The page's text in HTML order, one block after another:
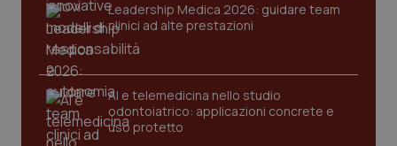
Leadership Medica 2026: guidare team
clinici ad alte prestazioni
AI e telemedicina nello studio
odontoiatrico: applicazioni concrete e
uso protetto
CookieScriptConsent